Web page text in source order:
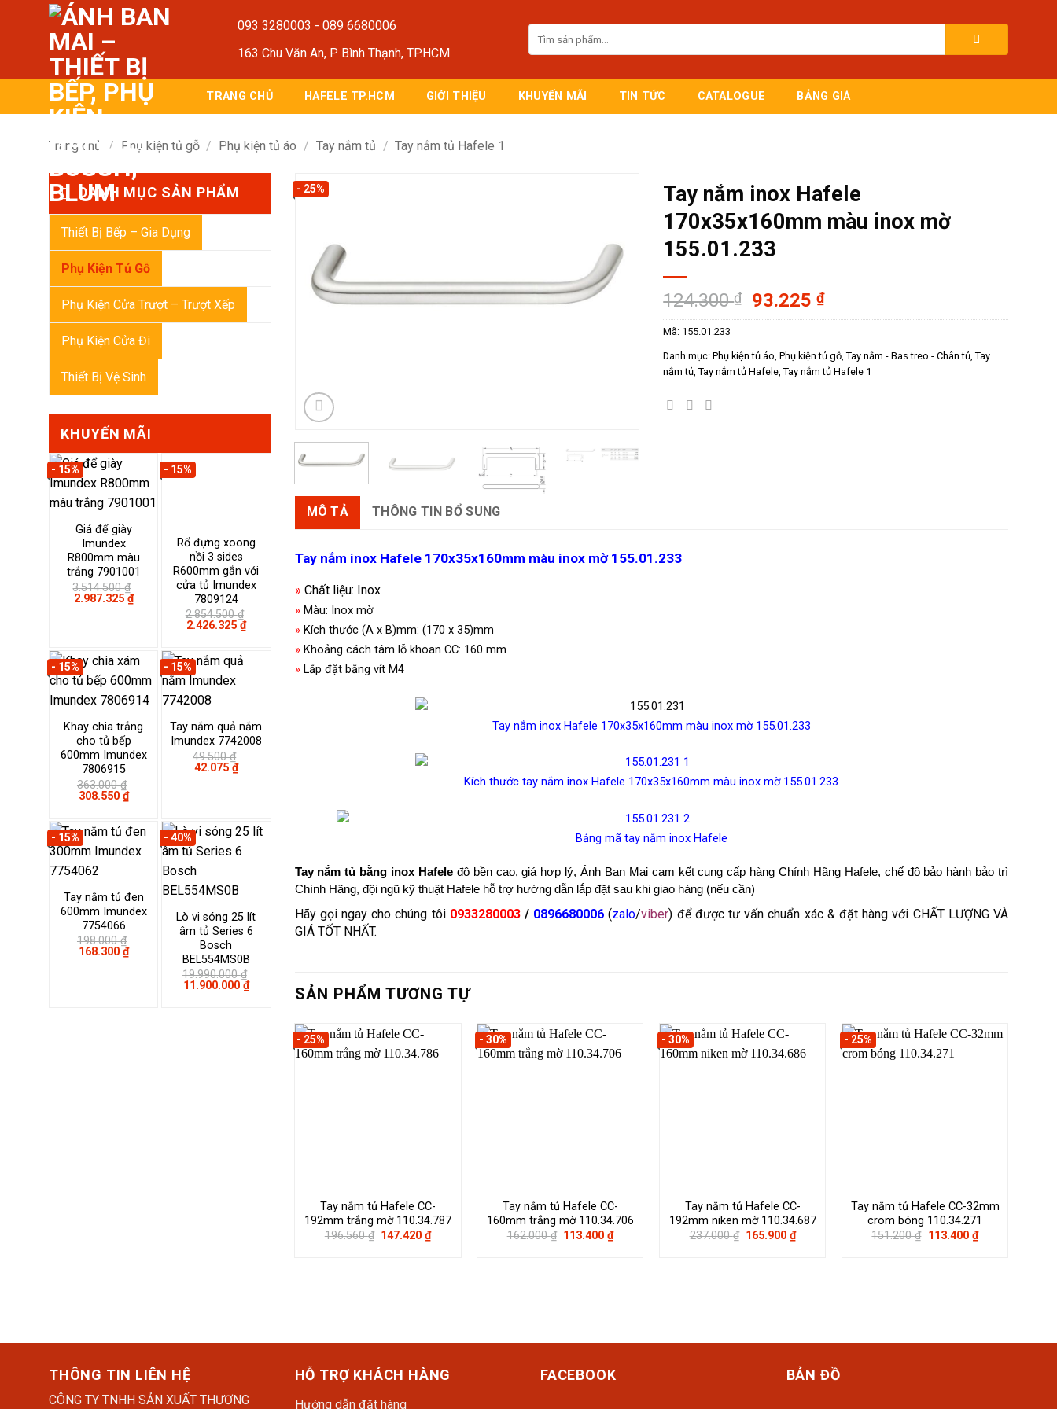
093 3280003 - 089 6680006
163 Chu Văn An, P. Bình Thạnh, TP.HCM
kiếm:
TRANG CHỦ HAFELE TP.HCM GIỚI THIỆU KHUYẾN MÃI TIN TỨC CATALOGUE BẢNG GIÁ
Trang chủ / Phụ kiện tủ gỗ / Phụ kiện tủ áo / Tay nắm tủ / Tay nắm tủ Hafele 1
DANH MỤC SẢN PHẨM
Thiết Bị Bếp – Gia Dụng
Phụ Kiện Tủ Gỗ
Phụ Kiện Cửa Trượt – Trượt Xếp
Phụ Kiện Cửa Đi
Thiết Bị Vệ Sinh
KHUYẾN MÃI
- 15%
Giá để giày
Imundex
R800mm màu
trắng 7901001
3.514.500₫
Giá
2.987.325 ₫Giá
hiện
- 15%
Rổ đựng xoong
nồi 3 sides
R600mm gắn với
cửa tủ Imundex
7809124
2.854.500₫
Giá
2.854.500 ₫.
2.426.325 ₫Giá
hiện
2.426.325 ₫.
- 15%
Khay chia trắng
cho tủ bếp
600mm Imundex
7806915
363.000₫
Giá
363.000 ₫.
308.550 ₫Giá
hiện
là:
308.550 ₫.
- 15%
Tay nắm quả nắm
Imundex 7742008
49.500₫
Giá
42.075 ₫Giá
hiện
- 15%
Tay nắm tủ đen
600mm Imundex
7754066
198.000₫
Giá
168.300 ₫Giá
hiện
- 40%
Lò vi sóng 25 lít
âm tủ Series 6
Bosch
BEL554MS0B
19.990.000₫
Giá
11.900.000 ₫Giá
hiện
11.900.000 ₫.
- 25%
Tay nắm inox Hafele
170x35x160mm màu inox mờ
155.01.233
124.300₫
Giá
gốc
124.300 ₫.
93.225₫Giá
hiện
là:
93.225 ₫.
Mã: 155.01.233
Danh mục:Phụ kiện tủ áo,Phụ kiện tủ gỗ,Tay nắm - Bas treo - Chân tủ,Tay
nắm tủ,Tay nắm tủ Hafele,Tay nắm tủ Hafele 1
MÔ TẢ THÔNG TIN BỔ SUNG
Tay nắm inox Hafele 170x35x160mm màu inox mờ 155.01.233
» Chất liệu: Inox
»Màu: Inox mờ
»Kích thước (A x B)mm: (170 x 35)mm
»Khoảng cách tâm lỗ khoan CC: 160 mm
»Lắp đặt bằng vít M4
Tay nắm inox Hafele 170x35x160mm màu inox mờ 155.01.233
Kích thước tay nắm inox Hafele 170x35x160mm màu inox mờ 155.01.233
Bảng mã tay nắm inox Hafele
Tay nắm tủ bằng inox Hafel eđộ bền cao, giá hợp lý, Ánh Ban Mai cam kết cung cấp hàng Chính Hãng Hafele, chế độ bảo hành bảo trì
Chính Hãng, đội ngũ kỹ thuật Hafele hỗ trợ hướng dẫn lắp đặt sau khi giao hàng (nếu cần)
Hãy gọi ngay cho chúng tôi 0933280003/ 0896680006 (zalo/viber) để được tư vấn chuẩn xác & đặt hàng với CHẤT LƯỢNG VÀ
GIÁ TỐT NHẤT.
SẢN PHẨM TƯƠNG TỰ
- 25%
Tay nắm tủ Hafele CC-
192mm trắng mờ 110.34.787
196.560₫ Giá
147.420₫Giá
hiện
- 30%
Tay nắm tủ Hafele CC-
160mm trắng mờ 110.34.706
162.000₫ Giá
113.400 ₫Giá
hiện
- 30%
Tay nắm tủ Hafele CC-
192mm niken mờ 110.34.687
237.000₫ Giá
165.900 ₫Giá
hiện
- 25%
Tay nắm tủ Hafele CC-32mm
crom bóng 110.34.271
151.200₫ Giá
113.400 ₫Giá
hiện
THÔNG TIN LIÊN HỆ
CÔNG TY TNHH SẢN XUẤT THƯƠNG
HỖ TRỢ KHÁCH HÀNG
Hướng dẫn đặt hàng
FACEBOOK BẢN ĐỒ